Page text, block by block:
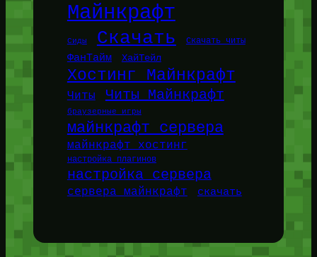
Майнкрафт
Сиды Скачать Скачать читы
ФанТайм ХайТейл
Хостинг Майнкрафт
Читы Читы Майнкрафт
браузерные игры
майнкрафт сервера
майнкрафт хостинг
настройка плагинов
настройка сервера
сервера майнкрафт скачать